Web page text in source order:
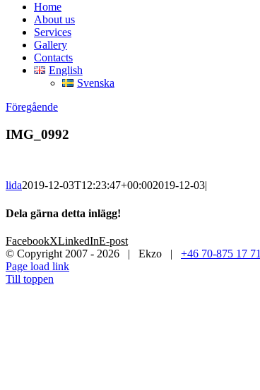
Home
About us
Services
Gallery
Contacts
English
Svenska
Föregående
IMG_0992
lida2019-12-03T12:23:47+00:002019-12-03|
Dela gärna detta inlägg!
FacebookXLinkedInE-post
© Copyright 2007 - 2026 | Ekzo | +46 70-875 17 71
Page load link
Till toppen